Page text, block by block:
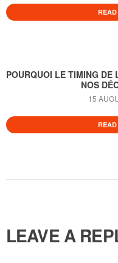
POURQUOI LE TIMING DE
NOS
15
LEAVE A